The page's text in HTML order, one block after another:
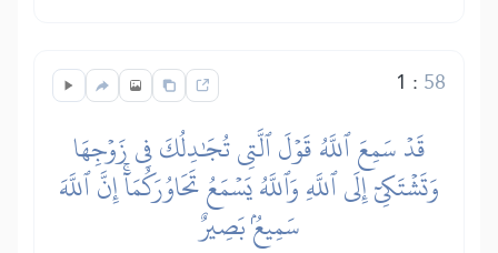
1 : 58
قَدۡ سَمِعَ ٱللَّهُ قَوۡلَ ٱلَّتِي تُجَٰدِلُكَ فِي زَوۡجِهَا
وَتَشۡتَكِيٓ إِلَى ٱللَّهِ وَٱللَّهُ يَسۡمَعُ تَحَاوُرَكُمَآۚ إِنَّ ٱللَّهَ
سَمِيعُۢ بَصِيرٌ